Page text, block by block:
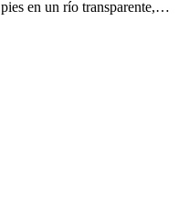
en un río transparente,…